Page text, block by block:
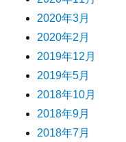
2020年3月
2020年2月
2019年12月
2019年5月
2018年10月
2018年9月
2018年7月